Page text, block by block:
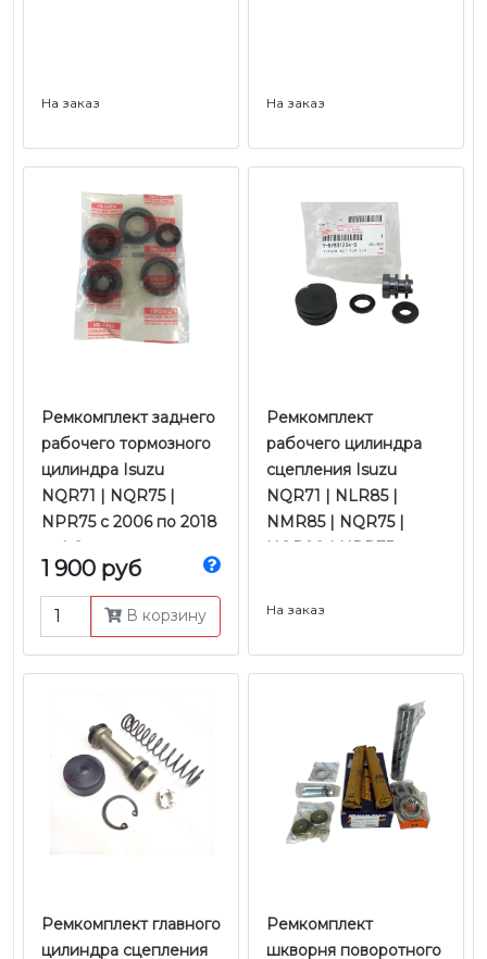
На заказ На заказ
​​​​​​​Ремкомплект заднего
рабочего тормозного
цилиндра Isuzu
NQR71 | NQR75 |
NPR75 с 2006 по 2018
гг. | Оригинал
1 900 руб
В корзину
Ремкомплект
рабочего цилиндра
сцепления Isuzu
NQR71 | NLR85 |
NMR85 | NQR75 |
NQR90 | NPR75 c
На заказ
Ремкомплект главного
цилиндра сцепления
Ремкомплект
шкворня поворотного